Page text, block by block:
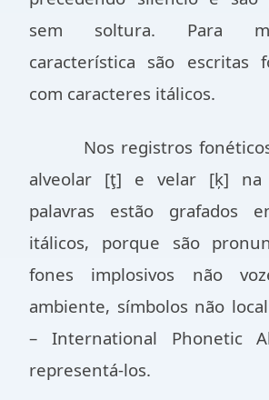
sem soltura. Para
característica são escritas
com caracteres itálicos.
Nos registros fonéticos,
alveolar [ţ] e velar [ķ] na
palavras estão grafados
itálicos, porque são
fones implosivos não
ambiente, símbolos não
– International Phonetic
representá-los.